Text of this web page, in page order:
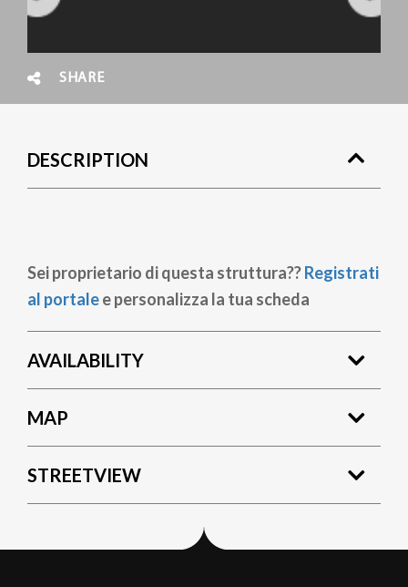
SHARE
DESCRIPTION
Sei proprietario di questa struttura??Registrati
al portalee personalizza la tua scheda
AVAILABILITY
MAP
STREETVIEW